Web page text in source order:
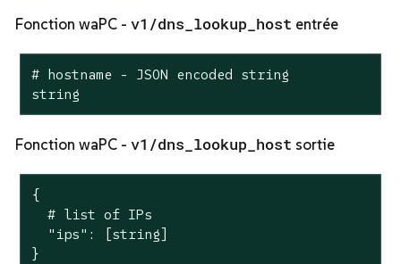
Fonction waPC - v1/dns_lookup_host entrée
# hostname - JSON encoded string
string
Fonction waPC - v1/dns_lookup_host sortie
{
  # list of IPs
  "ips": [string]
}